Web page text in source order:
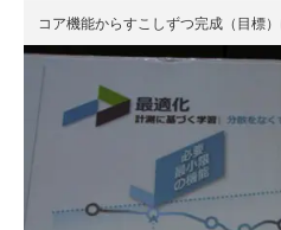
コア機能からすこしずつ完成（目標